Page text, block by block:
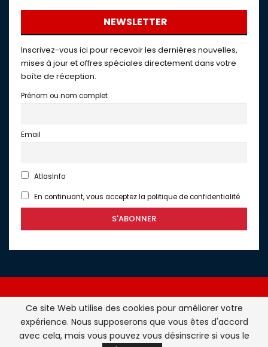
NEWSLETTER
Inscrivez-vous ici pour recevoir les dernières nouvelles,
mises à jour et offres spéciales directement dans votre
boîte de réception.
Prénom ou nom complet
Email
AtlasInfo
En continuant, vous acceptez la politique de confidentialité
Atlasinfo.fr : l'essentiel de l'actualité de la France et du
Maghreb © Tous Droits Réservés - Atlasinfo- 2026
Ce site Web utilise des cookies pour améliorer votre
expérience. Nous supposerons que vous êtes d'accord
avec cela, mais vous pouvez vous désinscrire si vous le